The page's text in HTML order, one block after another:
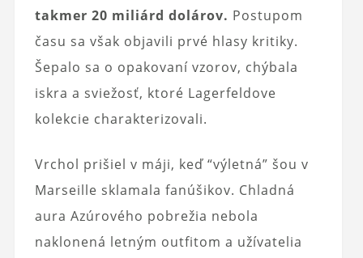
takmer 20 miliárd dolárov. Postupom
času sa však objavili prvé hlasy kritiky.
Šepalo sa o opakovaní vzorov, chýbala
iskra a sviežosť, ktoré Lagerfeldove
kolekcie charakterizovali.
Vrchol prišiel v máji, keď “výletná” šou v
Marseille sklamala fanúšikov. Chladná
aura Azúrového pobrežia nebola
naklonená letným outfitom a užívatelia